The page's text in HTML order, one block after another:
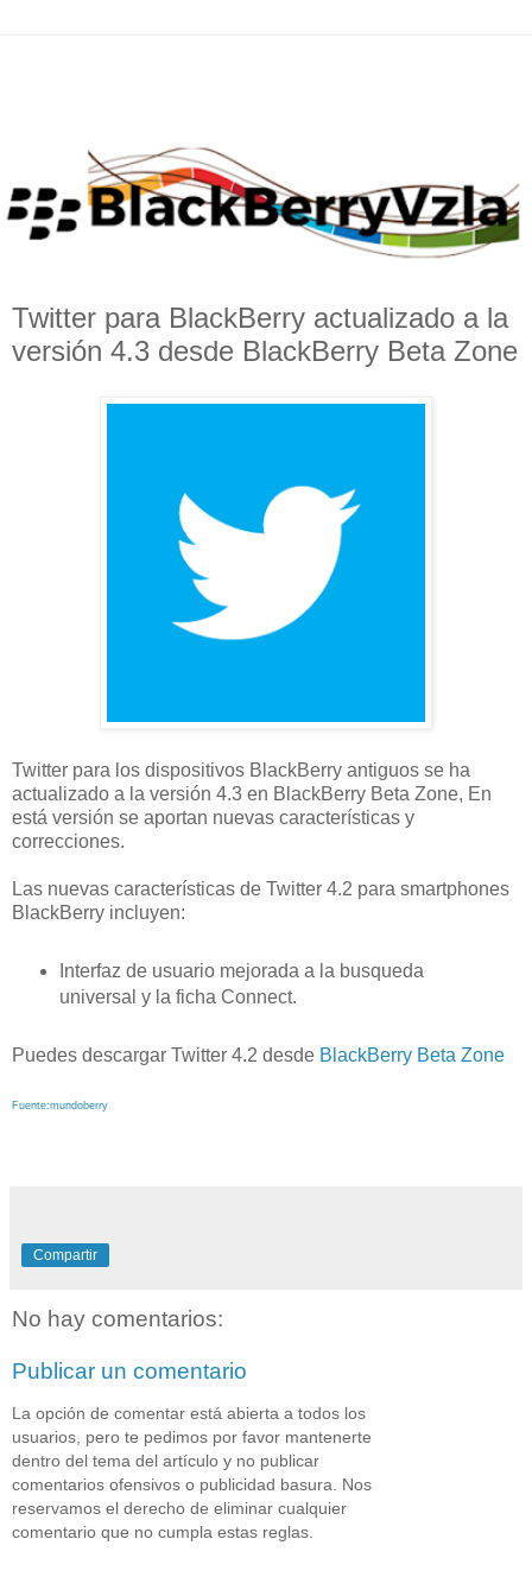
Twitter para BlackBerry actualizado a la
versión 4.3 desde BlackBerry Beta Zone
Twitter para los dispositivos BlackBerry antiguos se ha
actualizado a la versión 4.3 en BlackBerry Beta Zone, En
está versión se aportan nuevas características y
correcciones.
Las nuevas características de Twitter 4.2 para smartphones
BlackBerry incluyen:
Interfaz de usuario mejorada a la busqueda
universal y la ficha Connect.
Puedes descargar Twitter 4.2 desde BlackBerry Beta Zone
Fuente:mundoberry
Compartir
No hay comentarios:
Publicar un comentario
La opción de comentar está abierta a todos los
usuarios, pero te pedimos por favor mantenerte
dentro del tema del artículo y no publicar
comentarios ofensivos o publicidad basura. Nos
reservamos el derecho de eliminar cualquier
comentario que no cumpla estas reglas.